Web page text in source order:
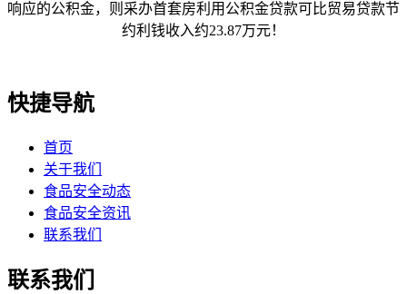
响应的公积金，则采办首套房利用公积金贷款可比贸易贷款节
约利钱收入约23.87万元！
快捷导航
首页
关于我们
食品安全动态
食品安全资讯
联系我们
联系我们